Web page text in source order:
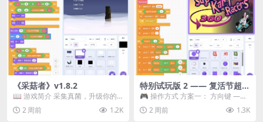
《采菇者》v1.8.2
📖 游戏简介 采集真菌，升级你的
机体，并前往未知领域探索。 这是
一款静谧的探索冒...
2 周前 1.2K
特别试玩版 2 —— 复活节超级
卡丁车赛
🎮 操作方式 方案一： 方向键 ——
移动 Z —— 跳跃 / 漂移 方案二： ...
2 周前 1.3K